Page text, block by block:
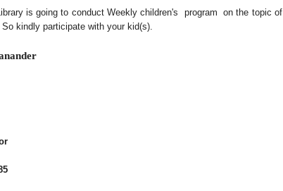
is going to conduct Weekly children's program on the topic of
kindly participate with your kid(s).